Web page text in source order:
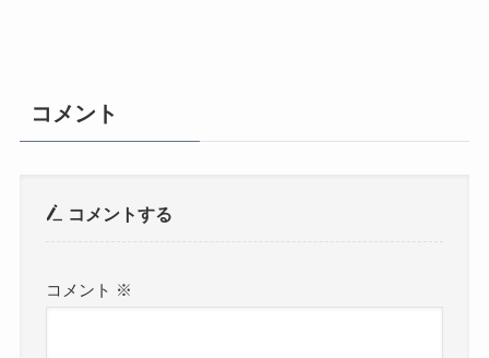
コメント
コメントする
コメント ※